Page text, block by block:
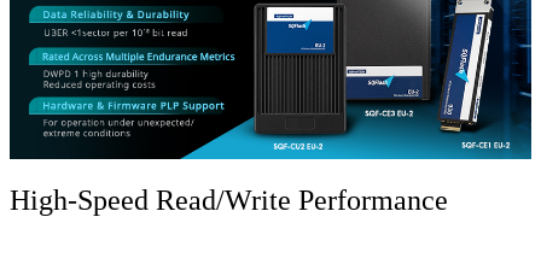
High-Speed Read/Write Performance